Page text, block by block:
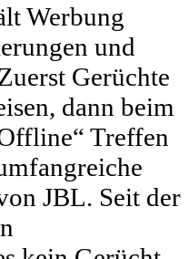
Werbung
und
Gerüchte
dann beim
Treffen
JBL. Seit der